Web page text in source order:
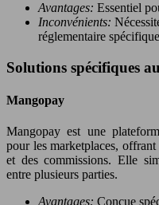
Avantages: Essentiel
Inconvénients:
réglementaire
Solutions spécifiques
Mangopay
Mangopay est une
pour les marketplaces,
et des commissions. Elle
entre plusieurs parties.
Avantages: Conçue